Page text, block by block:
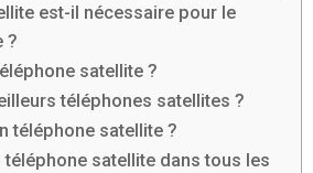
est-il nécessaire pour le
?
satellite ?
téléphones satellites ?
téléphone satellite ?
téléphone satellite dans tous les